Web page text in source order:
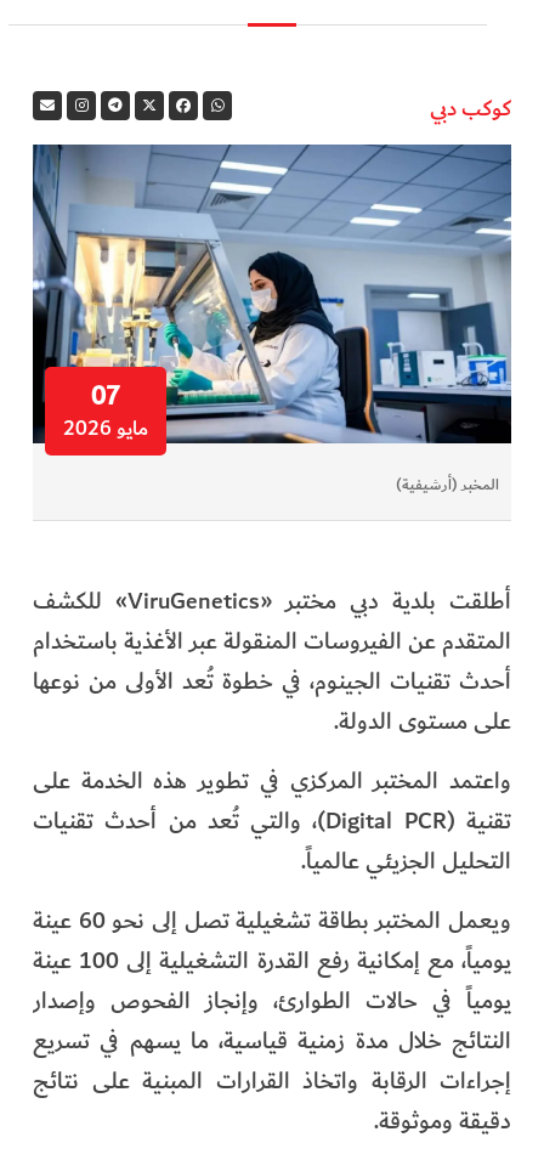
كوكب دبي
07
مايو 2026
المخبر (أرشيفية)
أطلقت بلدية دبي مختبر «ViruGenetics» للكشف
المتقدم عن الفيروسات المنقولة عبر الأغذية باستخدام
أحدث تقنيات الجينوم، في خطوة تُعد الأولى من نوعها
على مستوى الدولة.
واعتمد المختبر المركزي في تطوير هذه الخدمة على
تقنية (Digital PCR)، والتي تُعد من أحدث تقنيات
التحليل الجزيئي عالمياً.
ويعمل المختبر بطاقة تشغيلية تصل إلى نحو 60 عينة
يومياً، مع إمكانية رفع القدرة التشغيلية إلى 100 عينة
يومياً في حالات الطوارئ، وإنجاز الفحوص وإصدار
النتائج خلال مدة زمنية قياسية، ما يسهم في تسريع
إجراءات الرقابة واتخاذ القرارات المبنية على نتائج
دقيقة وموثوقة.